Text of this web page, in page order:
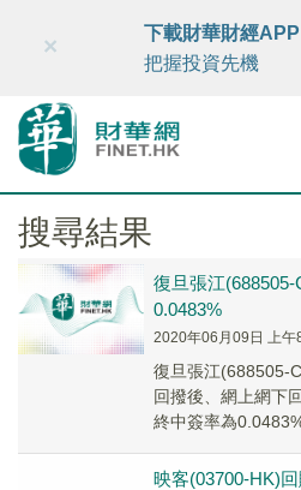
財華智庫網 FINTV
×
下載財華財經APP
把握投資先機
搜尋結果
復旦張江
0.0483%
2020年06月09日 上午
復旦張江(688505-
回撥後、網上網下
終中簽率為0.0483%
映客(03700-HK)